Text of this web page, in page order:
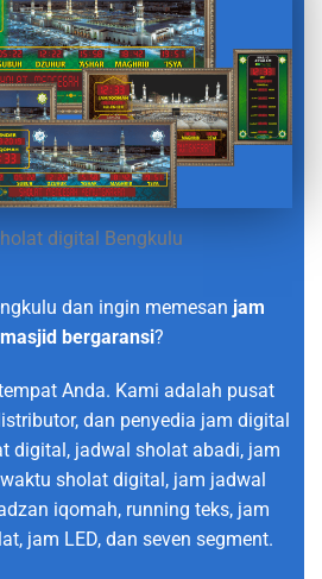
digital Bengkulu
dan ingin memesan jam
bergaransi?
Anda. Kami adalah pusat
dan penyedia jam digital
digital, jadwal sholat abadi, jam
sholat digital, jam jadwal
iqomah, running teks, jam
jam LED, dan seven segment.